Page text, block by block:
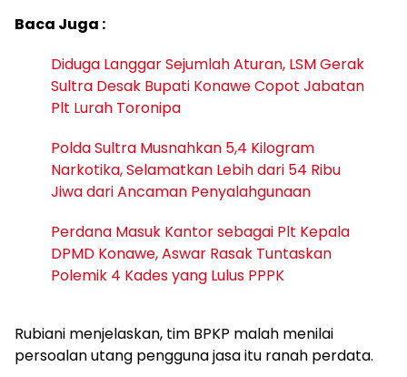
Baca Juga :
Diduga Langgar Sejumlah Aturan, LSM Gerak
Sultra Desak Bupati Konawe Copot Jabatan
Plt Lurah Toronipa
Polda Sultra Musnahkan 5,4 Kilogram
Narkotika, Selamatkan Lebih dari 54 Ribu
Jiwa dari Ancaman Penyalahgunaan
Perdana Masuk Kantor sebagai Plt Kepala
DPMD Konawe, Aswar Rasak Tuntaskan
Polemik 4 Kades yang Lulus PPPK
Rubiani menjelaskan, tim BPKP malah menilai
persoalan utang pengguna jasa itu ranah perdata.